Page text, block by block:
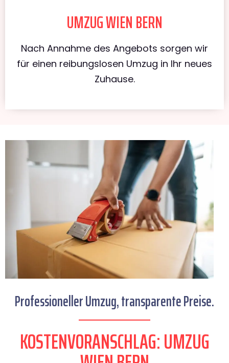
UMZUG WIEN BERN
Nach Annahme des Angebots sorgen wir
für einen reibungslosen Umzug in Ihr neues
Zuhause.
Professioneller Umzug, transparente Preise.
KOSTENVORANSCHLAG: UMZUG